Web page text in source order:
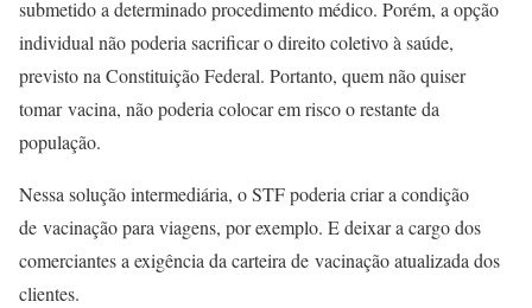
submetido a determinado procedimento médico. Porém, a opção
individual não poderia sacrificar o direito coletivo à saúde,
previsto na Constituição Federal. Portanto, quem não quiser
tomar vacina, não poderia colocar em risco o restante da
população.
Nessa solução intermediária, o STF poderia criar a condição
de vacinação para viagens, por exemplo. E deixar a cargo dos
comerciantes a exigência da carteira de vacinação atualizada dos
clientes.